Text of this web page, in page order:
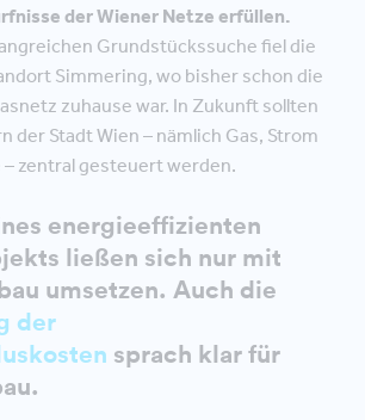
der Wiener Netze erfüllen.
Grundstückssuche fiel die
Simmering, wo bisher schon die
zuhause war. In Zukunft sollten
der Stadt Wien – nämlich Gas, Strom
– zentral gesteuert werden.
energieeffizienten
ließen sich nur mit
umsetzen. Auch die
der
sprach klar für